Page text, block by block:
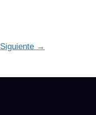
Siguiente →